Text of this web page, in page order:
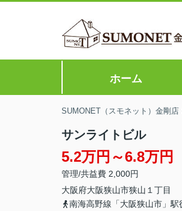
ホーム
SUMONET（スモネット）金剛店
サンライトビル
5.2万円～6.8万円
管理/共益費 2,000円
大阪府大阪狭山市狭山 １丁目
南海高野線「大阪狭山市」駅